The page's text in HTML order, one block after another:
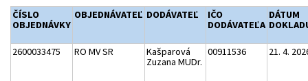
ČÍSLO
OBJEDNÁVKY
OBJEDNÁVATEĽ DODÁVATEĽ
IČO
DODÁVATEĽA
DÁTUM
2600033475 RO MV SR
Kašparová
Zuzana MUDr.
00911536 21. 4.